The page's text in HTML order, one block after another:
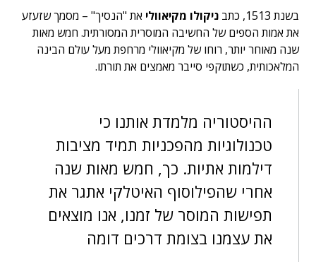
בשנת 1513, כתב
ניקולו מקיאוולי את "הנסיך" – מסמך שזעזע
את אמות הספים של החשיבה המוסרית המסורתית. חמש מאות
שנה מאוחר יותר, רוחו של מקיאוולי מרחפת מעל עולם הבינה
המלאכותית, כשתוקפי סייבר מאמצים את תורתו.
ההיסטוריה מלמדת אותנו כי
טכנולוגיות מהפכניות תמיד מציבות
דילמות אתיות. כך, חמש מאות שנה
אחרי שהפילוסוף האיטלקי אתגר את
תפישות המוסר של זמנו, אנו מוצאים
את עצמנו בצומת דרכים דומה